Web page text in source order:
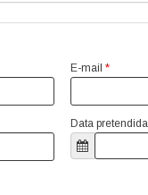
E-mail *
Data pretendida